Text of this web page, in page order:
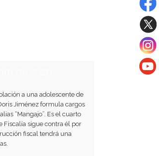
a una adolescente de
Jiménez formula cargos
“Mangajo”. Es el cuarto
Fiscalía sigue contra él por
fiscal tendrá una